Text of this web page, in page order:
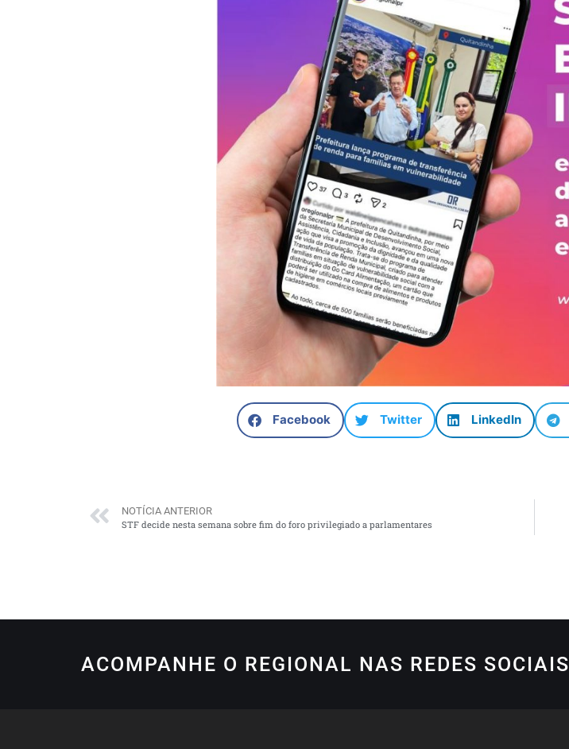
Facebook Twitter LinkedIn
NOTÍCIA ANTERIOR
STF decide nesta semana sobre fim do foro privilegiado a parlamentares
ACOMPANHE O REGIONAL NAS REDES SOCIAIS